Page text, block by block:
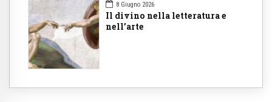
8 Giugno 2026
Il divino nella letteratura e
nell’arte